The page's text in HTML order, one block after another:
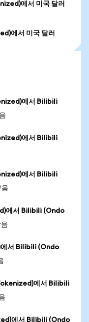
에서 미국 달러
에서 미국 달러
에서 Bilibili
에서 Bilibili
에서 Bilibili
음
에서 Bilibili (Ondo
서 Bilibili (Ondo
에서 Bilibili
에서 Bilibili (Ondo